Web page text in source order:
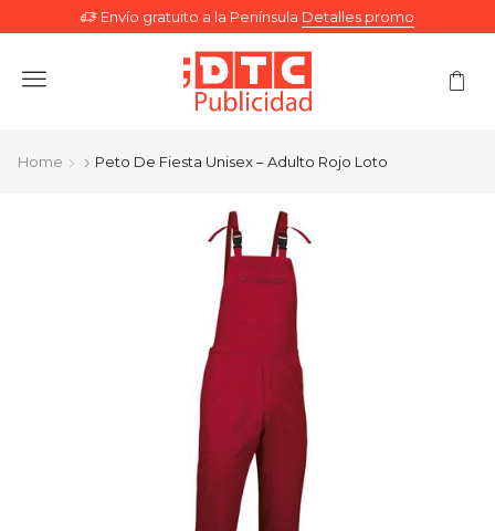
Envío gratuito a la Península Detalles promo
Menu
Home Peto De Fiesta Unisex – Adulto Rojo Loto